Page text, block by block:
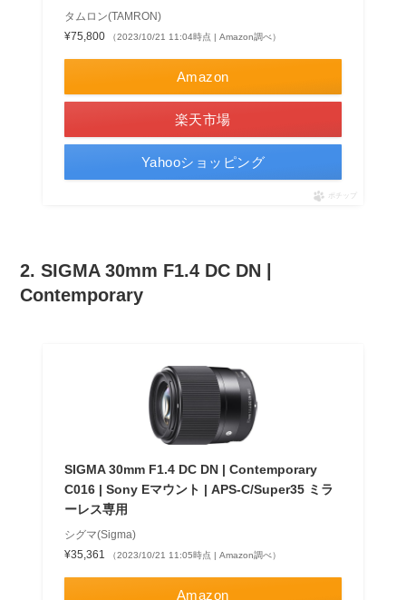
タムロン(TAMRON)
¥75,800
（2023/10/21 11:04時点 | Amazon調べ）
Amazon
楽天市場
Yahooショッピング
ポチップ
2. SIGMA 30mm F1.4 DC DN |
Contemporary
SIGMA 30mm F1.4 DC DN | Contemporary
C016 | Sony Eマウント | APS-C/Super35 ミラ
ーレス専用
シグマ(Sigma)
¥35,361
（2023/10/21 11:05時点 | Amazon調べ）
Amazon